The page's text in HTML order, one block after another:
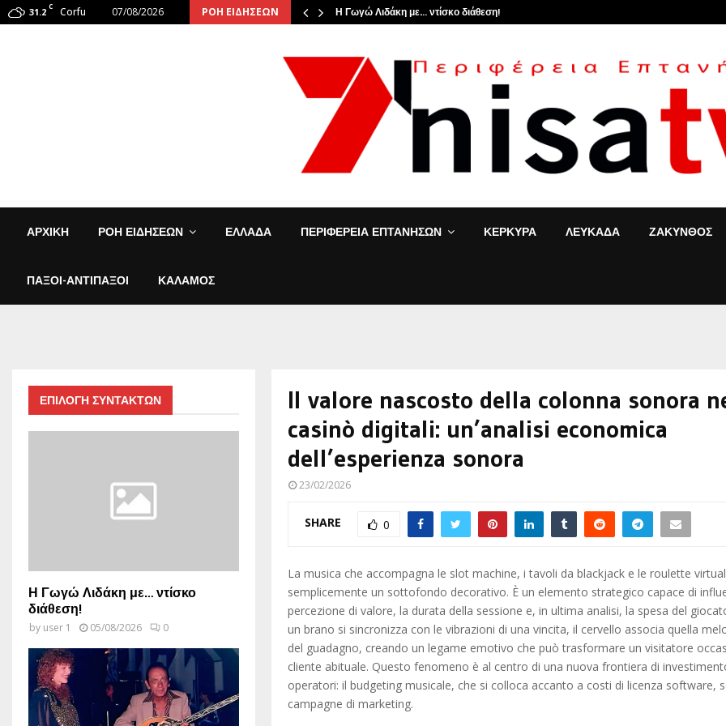
31.2 C Corfu 07/08/2026 ΡΟΗ ΕΙΔΗΣΕΩΝ
Οι φιναλίστ αναστάτωσαν την… Η Γωγώ Λιδάκη με… ντίσκο διάθεση!
ΑΡΧΙΚΗ ΡΟΗ ΕΙΔΗΣΕΩΝ ΕΛΛΑΔΑ ΠΕΡΙΦΕΡΕΙΑ ΕΠΤΑΝΗΣΩΝ ΚΕΡΚΥΡΑ ΛΕΥΚΑΔΑ ΖΑΚΥΝΘΟΣ
ΠΑΞΟΙ-ΑΝΤΙΠΑΞΟΙ ΚΑΛΑΜΟΣ
Il valore nascosto della colonna sonora
casinò digitali: un’analisi economica
dell’esperienza sonora
23/02/2026
SHARE 0
La musica che accompagna le slot machine, i tavoli da blackjack e le roulette
semplicemente un sottofondo decorativo. È un elemento strategico capace di
percezione di valore, la durata della sessione e, in ultima analisi, la spesa del
un brano si sincronizza con le vibrazioni di una vincita, il cervello associa quella
del guadagno, creando un legame emotivo che può trasformare un visitatore
cliente abituale. Questo fenomeno è al centro di una nuova frontiera di
operatori: il budgeting musicale, che si colloca accanto a costi di licenza software,
campagne di marketing.
ΕΠΙΛΟΓΗ ΣΥΝΤΑΚΤΩΝ
Η Γωγώ Λιδάκη με… ντίσκο
διάθεση!
by user 1 05/08/2026 0